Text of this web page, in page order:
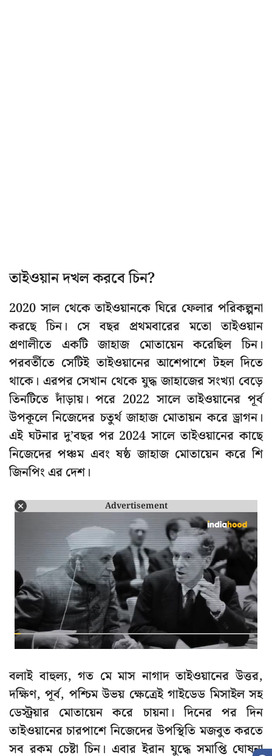
তাইওয়ান দখল করবে চিন?
2020 সাল থেকে তাইওয়ানকে ঘিরে ফেলার পরিকল্পনা
করছে চিন। সে বছর প্রথমবারের মতো তাইওয়ান
প্রণালীতে একটি জাহাজ মোতায়েন করেছিল চিন।
পরবর্তীতে সেটিই তাইওয়ানের আশেপাশে টহল দিতে
থাকে। এরপর সেখান থেকে যুদ্ধ জাহাজের সংখ্যা বেড়ে
তিনটিতে দাঁড়ায়। পরে 2022 সালে তাইওয়ানের পূর্ব
উপকূলে নিজেদের চতুর্থ জাহাজ মোতায়ন করে ড্রাগন।
এই ঘটনার দু’বছর পর 2024 সালে তাইওয়ানের কাছে
নিজেদের পঞ্চম এবং ষষ্ঠ জাহাজ মোতায়েন করে শি
জিনপিং এর দেশ।
Advertisement
বলাই বাহুল্য, গত মে মাস নাগাদ তাইওয়ানের উত্তর,
দক্ষিণ, পূর্ব, পশ্চিম উভয় ক্ষেত্রেই গাইডেড মিসাইল সহ
ডেস্ট্রয়ার মোতায়েন করে চায়না। দিনের পর দিন
তাইওয়ানের চারপাশে নিজেদের উপস্থিতি মজবুত করতে
সব রকম চেষ্টা চিন। এবার ইরান যুদ্ধে সমাপ্তি ঘোষনা